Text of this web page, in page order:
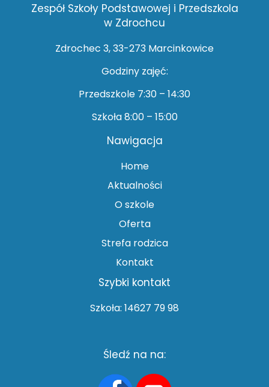
Zespół Szkoły Podstawowej i Przedszkola
w Zdrochcu
Zdrochec 3, 33-273 Marcinkowice
Godziny zajęć:
Przedszkole 7:30 – 14:30
Szkoła 8:00 – 15:00
Nawigacja
Home
Aktualności
O szkole
Oferta
Strefa rodzica
Kontakt
Szybki kontakt
Szkoła: 14627 79 98
Śledź na na: